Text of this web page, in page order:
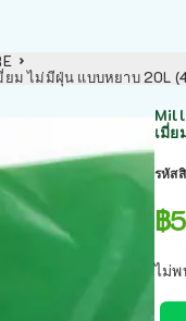
มี่ยม ไม่มีฝุ่น แบบหยาบ 20L
เมี่
รหัส
฿
ไม่